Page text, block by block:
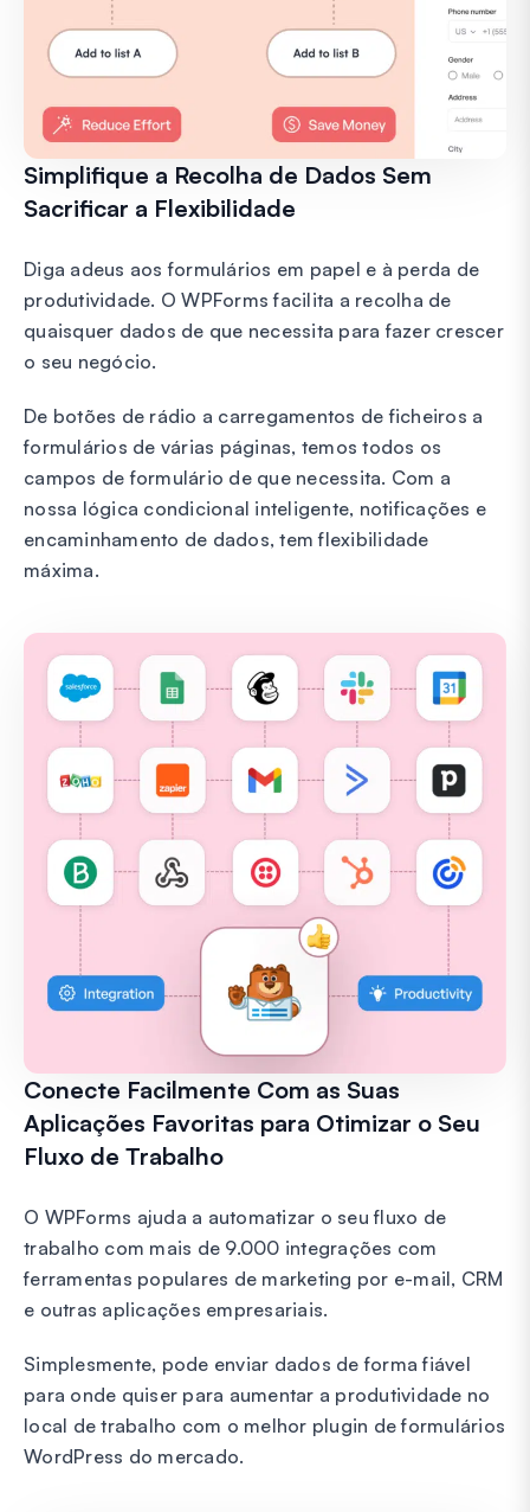
Simplifique a Recolha de Dados Sem
Sacrificar a Flexibilidade
Diga adeus aos formulários em papel e à perda de
produtividade. O WPForms facilita a recolha de
quaisquer dados de que necessita para fazer crescer
o seu negócio.
De botões de rádio a carregamentos de ficheiros a
formulários de várias páginas, temos todos os
campos de formulário de que necessita. Com a
nossa lógica condicional inteligente, notificações e
encaminhamento de dados, tem flexibilidade
máxima.
Conecte Facilmente Com as Suas
Aplicações Favoritas para Otimizar o Seu
Fluxo de Trabalho
O WPForms ajuda a automatizar o seu fluxo de
trabalho com mais de 9.000 integrações com
ferramentas populares de marketing por e-mail, CRM
e outras aplicações empresariais.
Simplesmente, pode enviar dados de forma fiável
para onde quiser para aumentar a produtividade no
local de trabalho com o melhor plugin de formulários
WordPress do mercado.